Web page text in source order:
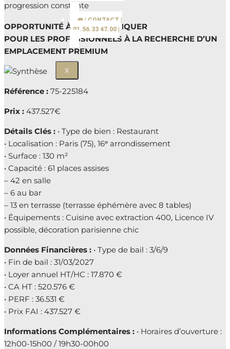
☎️ | CONTACT |
| 01.56.33 47.00 |
X
progression constante
OPPORTUNITÉ À NE PAS MANQUER
POUR LES PROFESSIONNELS À LA RECHERCHE D’UN
EMPLACEMENT PREMIUM
Référence : 75-225184
Prix : 437.527€
Détails Clés : • Type de bien : Restaurant
• Localisation : Paris (75), 16ᵉ arrondissement
• Surface : 130 m²
• Capacité : 61 places assises
– 42 en salle
– 6 au bar
– 13 en terrasse (terrasse éphémère avec 8 tables)
• Équipements : Cuisine avec extraction 400, Licence IV
possible, décoration parisienne chic
Données Financières : • Type de bail : 3/6/9
• Fin de bail : 31/03/2027
• Loyer annuel HT/HC : 17.870 €
• CA HT : 520.576 €
• PERF : 36.531 €
• Prix FAI : 437.527 €
Informations Complémentaires : • Horaires d’ouverture :
12h00-15h00 / 19h30-00h00